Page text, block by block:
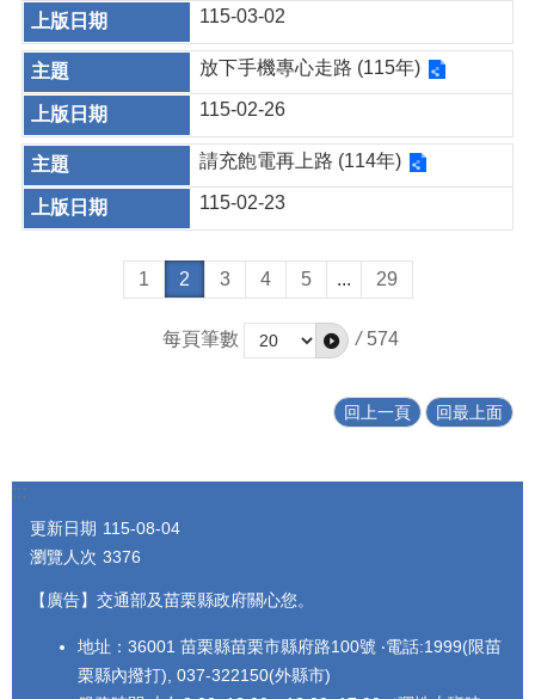
115-03-02
放下手機專心走路 (115年)
115-02-26
請充飽電再上路 (114年)
115-02-23
1 2 3 4 5 ... 29
每頁筆數 / 574
回上一頁 回最上面
:::
更新日期 115-08-04
瀏覽人次 3376
【廣告】交通部及苗栗縣政府關心您。
地址：36001 苗栗縣苗栗市縣府路100號 ‧電話:1999(限苗
栗縣內撥打), 037-322150(外縣市)